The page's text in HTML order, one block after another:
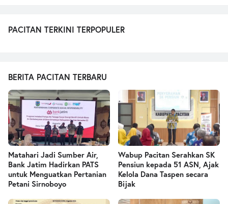
PACITAN TERKINI TERPOPULER
BERITA PACITAN TERBARU
Matahari Jadi Sumber Air,
Bank Jatim Hadirkan PATS
untuk Menguatkan Pertanian
Petani Sirnoboyo
Wabup Pacitan Serahkan SK
Pensiun kepada 51 ASN, Ajak
Kelola Dana Taspen secara
Bijak